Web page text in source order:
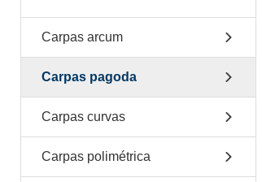
Carpas arcum
Carpas pagoda
Carpas curvas
Carpas polimétrica